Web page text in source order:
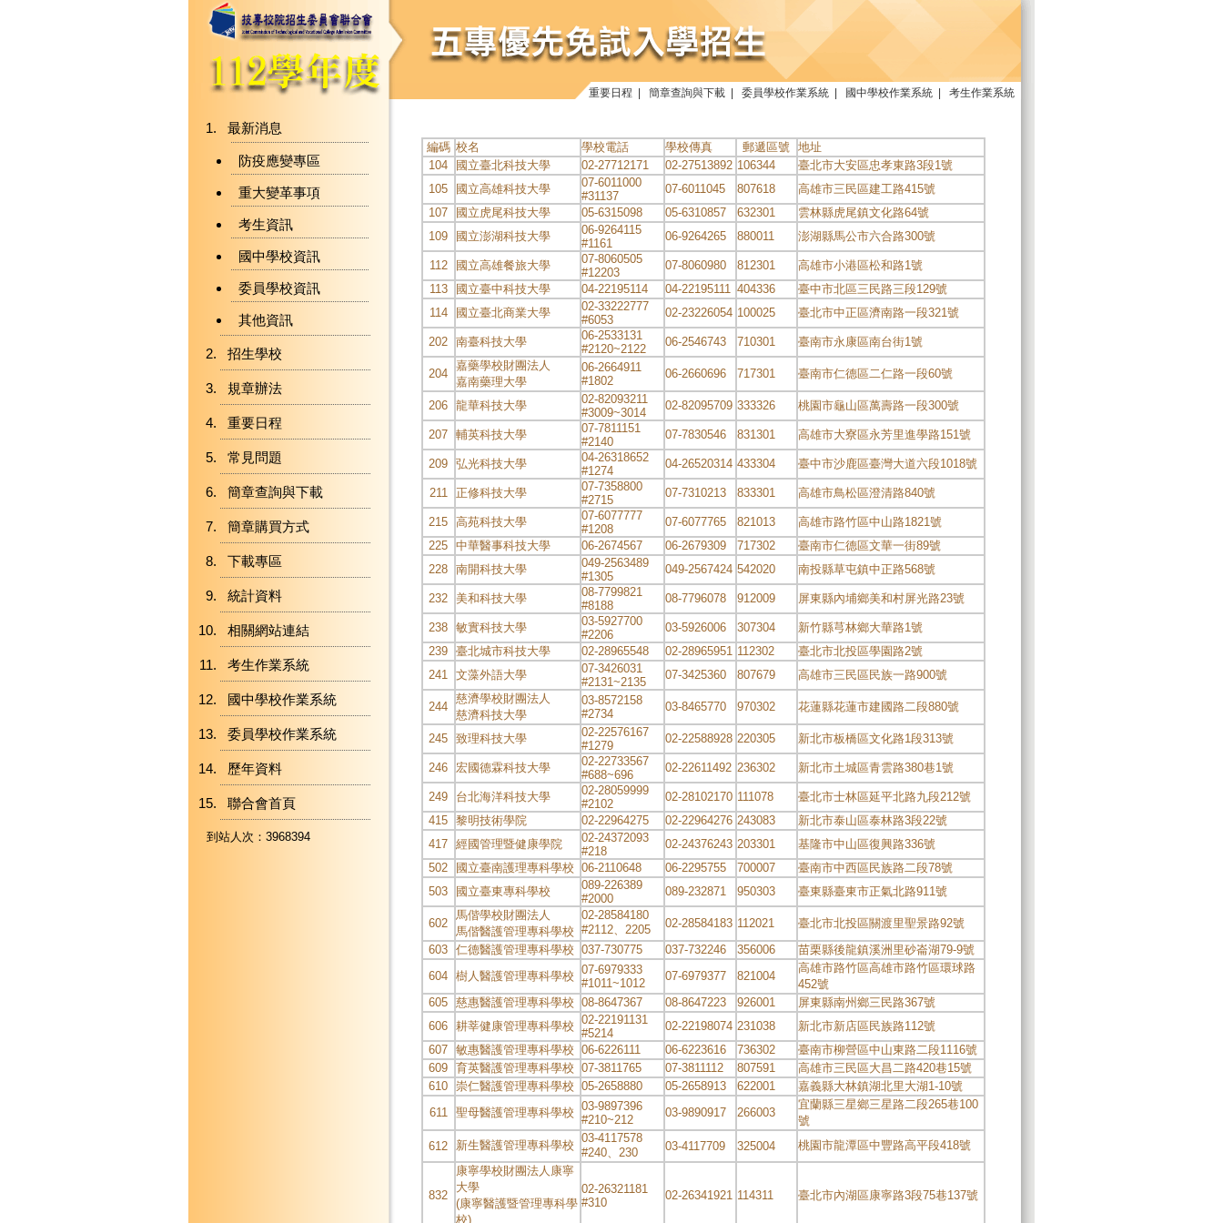
重要日程 簡章查詢與下載 委員學校作業系統 國中學校作業系統 考生作業系統
最新消息
防疫應變專區
重大變革事項
考生資訊
國中學校資訊
委員學校資訊
其他資訊
招生學校
規章辦法
重要日程
常見問題
簡章查詢與下載
簡章購買方式
下載專區
統計資料
相關網站連結
考生作業系統
國中學校作業系統
委員學校作業系統
歷年資料
聯合會首頁
到站人次：3968394
編碼 校名 學校電話 學校傳真 郵遞區號 地址
104
國立臺北科技大學 02-27712171 02-27513892 106344
臺北市大安區忠孝東路3段1號
105
國立高雄科技大學
07-6011000
#31137
07-6011045 807618
高雄市三民區建工路415號
107
國立虎尾科技大學 05-6315098 05-6310857 632301
雲林縣虎尾鎮文化路64號
109
國立澎湖科技大學
06-9264115
#1161
06-9264265 880011 澎湖縣馬公市六合路300號
112 國立高雄餐旅大學
07-8060505
#12203
07-8060980 812301
高雄市小港區松和路1號
113
國立臺中科技大學 04-22195114 04-22195111 404336
臺中市北區三民路三段129號
114
國立臺北商業大學
02-33222777
#6053
02-23226054 100025 臺北市中正區濟南路一段321號
202 南臺科技大學
06-2533131
#2120~2122
06-2546743 710301 臺南市永康區南台街1號
204
嘉藥學校財團法人
嘉南藥理大學
06-2664911
#1802
06-2660696 717301 臺南市仁德區二仁路一段60號
206 龍華科技大學
02-82093211
#3009~3014
02-82095709 333326 桃園市龜山區萬壽路一段300號
207 輔英科技大學
07-7811151
#2140
07-7830546 831301 高雄市大寮區永芳里進學路151號
209 弘光科技大學
04-26318652
#1274
04-26520314 433304 臺中市沙鹿區臺灣大道六段1018號
211 正修科技大學
07-7358800
#2715
07-7310213 833301 高雄市鳥松區澄清路840號
215 高苑科技大學
07-6077777
#1208
07-6077765 821013
高雄市路竹區中山路1821號
225 中華醫事科技大學 06-2674567 06-2679309 717302
臺南市仁德區文華一街89號
228 南開科技大學
049-2563489
#1305
049-2567424 542020 南投縣草屯鎮中正路568號
232 美和科技大學
08-7799821
#8188
08-7796078 912009 屏東縣內埔鄉美和村屏光路23號
238 敏實科技大學
03-5927700
#2206
03-5926006 307304
新竹縣芎林鄉大華路1號
239 臺北城市科技大學 02-28965548 02-28965951 112302
臺北市北投區學園路2號
241 文藻外語大學
07-3426031
#2131~2135
07-3425360 807679 高雄市三民區民族一路900號
244
慈濟學校財團法人
慈濟科技大學
03-8572158
#2734
03-8465770 970302 花蓮縣花蓮市建國路二段880號
245 致理科技大學
02-22576167
#1279
02-22588928 220305 新北市板橋區文化路1段313號
246 宏國德霖科技大學
02-22733567
#688~696
02-22611492 236302 新北市土城區青雲路380巷1號
249 台北海洋科技大學
02-28059999
#2102
02-28102170 111078
臺北市士林區延平北路九段212號
415 黎明技術學院 02-22964275 02-22964276 243083
新北市泰山區泰林路3段22號
417 經國管理暨健康學院
02-24372093
#218
02-24376243 203301
基隆市中山區復興路336號
502
國立臺南護理專科學校 06-2110648 06-2295755 700007
臺南市中西區民族路二段78號
503
國立臺東專科學校
089-226389
#2000
089-232871 950303 臺東縣臺東市正氣北路911號
602
馬偕學校財團法人
馬偕醫護管理專科學校
02-28584180
#2112、2205
02-28584183 112021
臺北市北投區關渡里聖景路92號
603 仁德醫護管理專科學校 037-730775 037-732246 356006
苗栗縣後龍鎮溪洲里砂崙湖79-9號
604 樹人醫護管理專科學校 07-6979333
#1011~1012
07-6979377 821004
高雄市路竹區高雄市路竹區環球路
452號
605 慈惠醫護管理專科學校 08-8647367 08-8647223 926001
屏東縣南州鄉三民路367號
606 耕莘健康管理專科學校 02-22191131
#5214
02-22198074 231038
新北市新店區民族路112號
607 敏惠醫護管理專科學校 06-6226111 06-6223616 736302
臺南市柳營區中山東路二段1116號
609 育英醫護管理專科學校 07-3811765 07-3811112 807591
高雄市三民區大昌二路420巷15號
610 崇仁醫護管理專科學校 05-2658880 05-2658913 622001
嘉義縣大林鎮湖北里大湖1-10號
611
聖母醫護管理專科學校 03-9897396
#210~212
03-9890917 266003
宜蘭縣三星鄉三星路二段265巷100
號
612
新生醫護管理專科學校
03-4117578
#240、230
03-4117709 325004 桃園市龍潭區中豐路高平段418號
832
康寧學校財團法人康寧
大學
(康寧醫護暨管理專科學
校)
02-26321181
#310
02-26341921 114311 臺北市內湖區康寧路3段75巷137號